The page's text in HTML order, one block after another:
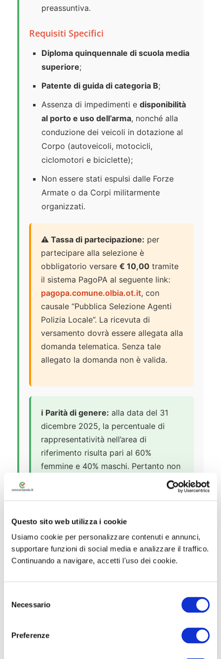
Questo sito web utilizza i cookie
Usiamo cookie per personalizzare contenuti e annunci,
supportare funzioni di social media e analizzare il traffico.
Continuando a navigare, accetti l'uso dei cookie.
Necessario
Preferenze
preassuntiva.
Requisiti Specifici
Diploma quinquennale di scuola media
superiore;
Patente di guida di categoria B;
Assenza di impedimenti e disponibilità
al porto e uso dell’arma, nonché alla
conduzione dei veicoli in dotazione al
Corpo (autoveicoli, motocicli,
ciclomotori e biciclette);
Non essere stati espulsi dalle Forze
Armate o da Corpi militarmente
organizzati.
⚠️ Tassa di partecipazione: per
partecipare alla selezione è
obbligatorio versare € 10,00 tramite
il sistema PagoPA al seguente link:
pagopa.comune.olbia.ot.it, con
causale “Pubblica Selezione Agenti
Polizia Locale”. La ricevuta di
versamento dovrà essere allegata alla
domanda telematica. Senza tale
allegato la domanda non è valida.
ℹ️ Parità di genere: alla data del 31
dicembre 2025, la percentuale di
rappresentatività nell’area di
riferimento risulta pari al 60%
femmine e 40% maschi. Pertanto non
si applica il titolo di preferenza di cui
sottorappresentato.
La selezione del
Concorso Comune Olbia